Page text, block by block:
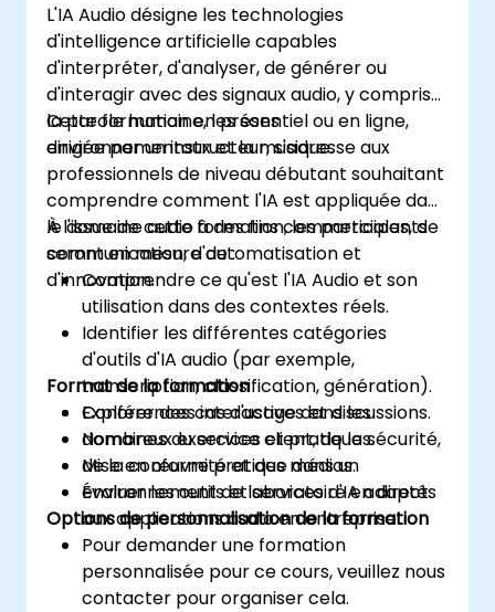
L'IA Audio désigne les technologies
d'intelligence artificielle capables
d'interpréter, d'analyser, de générer ou
d'interagir avec des signaux audio, y compris
la parole humaine, les sons
environnementaux et la musique.
Cette formation en présentiel ou en ligne,
dirigée par un instructeur, s'adresse aux
professionnels de niveau débutant souhaitant
comprendre comment l'IA est appliquée dans
le domaine audio à des fins commerciales, de
communication, d'automatisation et
d'innovation.
À l'issue de cette formation, les participants
seront en mesure de :
Comprendre ce qu'est l'IA Audio et son
utilisation dans des contextes réels.
Identifier les différentes catégories
d'outils d'IA audio (par exemple,
transcription, classification, génération).
Explorer des cas d'usage dans les
domaines du service client, de la sécurité,
de la conformité et des médias.
Évaluer les outils et services d'IA adaptés
aux applications audio en entreprise.
Format de la formation
Conférences interactives et discussions.
Nombreux exercices et pratiques.
Mise en œuvre pratique dans un
environnement de laboratoire en direct.
Options de personnalisation de la formation
Pour demander une formation
personnalisée pour ce cours, veuillez nous
contacter pour organiser cela.